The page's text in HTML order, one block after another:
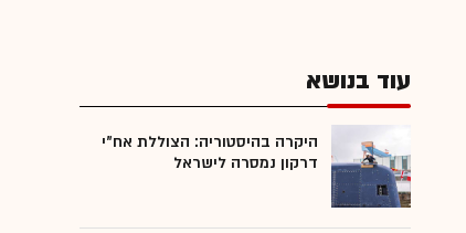
עוד בנושא
היקרה בהיסטוריה: הצוללת אח"י
דרקון נמסרה לישראל